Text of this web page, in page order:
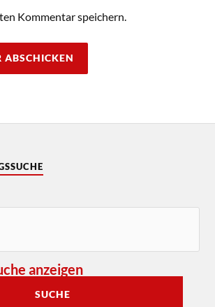
Kommentar speichern.
anzeigen
SUCHE